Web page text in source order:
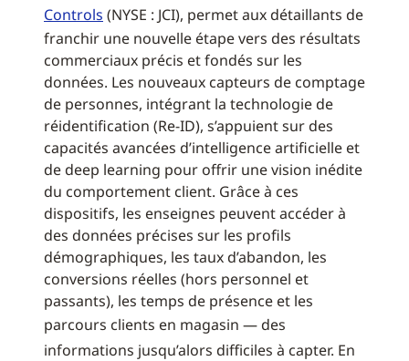
Controls (NYSE : JCI), permet aux détaillants de
franchir une nouvelle étape vers des résultats
commerciaux précis et fondés sur les
données. Les nouveaux capteurs de comptage
de personnes, intégrant la technologie de
réidentification (Re-ID), s’appuient sur des
capacités avancées d’intelligence artificielle et
de deep learning pour offrir une vision inédite
du comportement client. Grâce à ces
dispositifs, les enseignes peuvent accéder à
des données précises sur les profils
démographiques, les taux d’abandon, les
conversions réelles (hors personnel et
passants), les temps de présence et les
parcours clients en magasin — des
informations jusqu’alors difficiles à capter. En